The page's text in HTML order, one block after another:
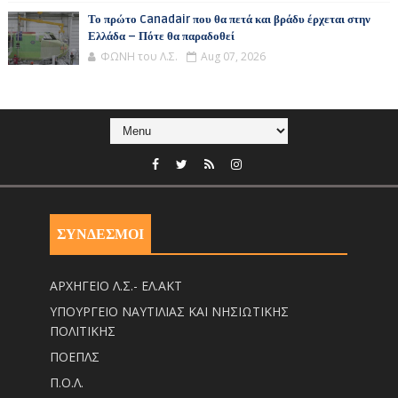
Το πρώτο Canadair που θα πετά και βράδυ έρχεται στην
Ελλάδα – Πότε θα παραδοθεί
ΦΩΝΗ του Λ.Σ. Aug 07, 2026
ΣΥΝΔΕΣΜΟΙ
ΑΡΧΗΓΕΙΟ Λ.Σ.- ΕΛ.ΑΚΤ
ΥΠΟΥΡΓΕΙΟ ΝΑΥΤΙΛΙΑΣ ΚΑΙ ΝΗΣΙΩΤΙΚΗΣ
ΠΟΛΙΤΙΚΗΣ
ΠΟΕΠΛΣ
Π.Ο.Λ.